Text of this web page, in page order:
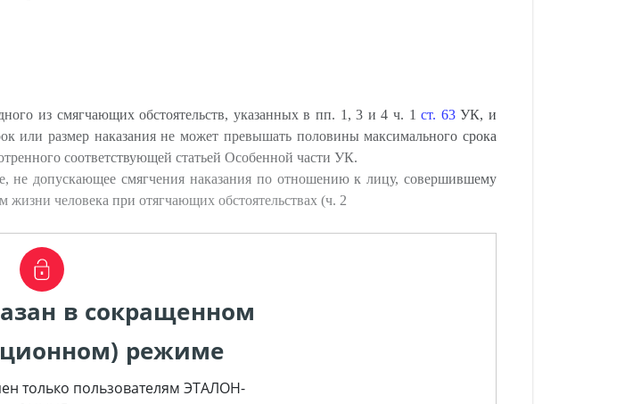
из смягчающих обстоятельств, указанных в пп. 1, 3 и 4 ч. 1ст. 63УК, и
или размер наказания не может превышать половины максимального срока
соответствующей статьей Особенной части УК.
не допускающее смягчения наказания по отношению к лицу, совершившему
человека при отягчающих обстоятельствах (ч. 2
в сокращенном
режиме
только пользователям ЭТАЛОН-